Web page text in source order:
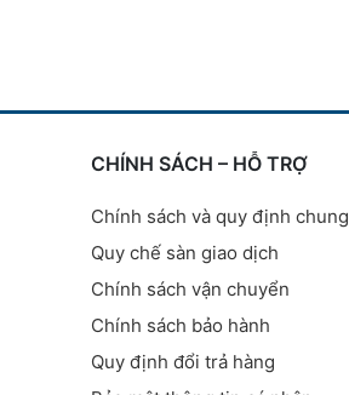
CHÍNH SÁCH – HỖ TRỢ
Chính sách và quy định chung
Quy chế sàn giao dịch
Chính sách vận chuyển
Chính sách bảo hành
Quy định đổi trả hàng